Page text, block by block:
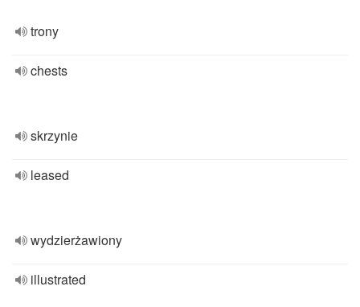
trony
chests
skrzynie
leased
wydzierżawiony
illustrated